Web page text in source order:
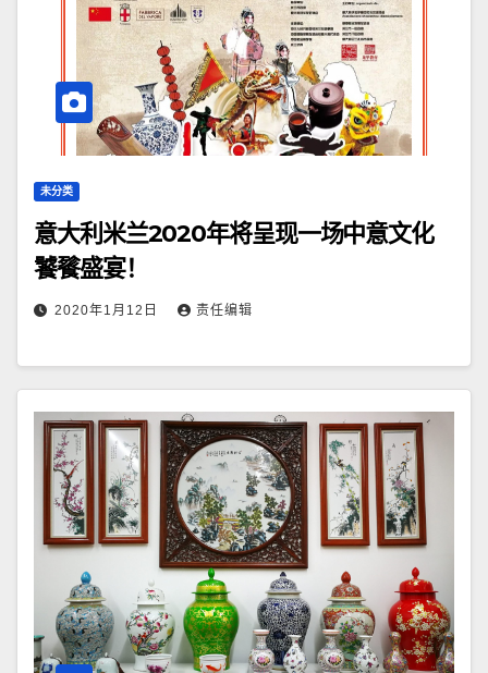
未分类
意大利米兰2020年将呈现一场中意文化
饕餮盛宴！
2020年1月12日 责任编辑